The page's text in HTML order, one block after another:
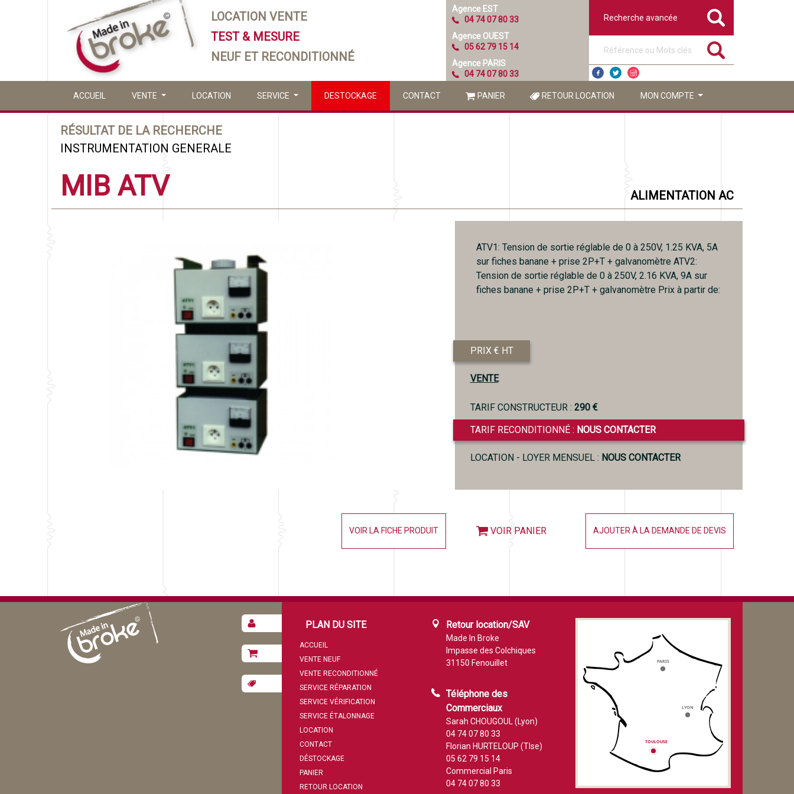
LOCATION VENTE
TEST & MESURE
NEUF ET RECONDITIONNÉ
Agence EST
04 74 07 80 33
Agence OUEST
05 62 79 15 14
Agence PARIS
04 74 07 80 33
Recherche avancée
ACCUEIL VENTE LOCATION SERVICE DESTOCKAGE CONTACT PANIER RETOUR LOCATION MON COMPTE
RÉSULTAT DE LA RECHERCHE
INSTRUMENTATION GENERALE
MIB ATV ALIMENTATION AC
ATV1: Tension de sortie réglable de 0 à 250V, 1.25 KVA, 5A
sur fiches banane + prise 2P+T + galvanomètre ATV2:
Tension de sortie réglable de 0 à 250V, 2.16 KVA, 9A sur
fiches banane + prise 2P+T + galvanomètre Prix à partir de:
PRIX € HT
VENTE
TARIF CONSTRUCTEUR : 290 €
TARIF RECONDITIONNÉ : NOUS CONTACTER
LOCATION - LOYER MENSUEL : NOUS CONTACTER
VOIR LA FICHE PRODUIT VOIR PANIER AJOUTER À LA DEMANDE DE DEVIS
PLAN DU SITE
ACCUEIL
VENTE NEUF
VENTE RECONDITIONNÉ
SERVICE RÉPARATION
SERVICE VÉRIFICATION
SERVICE ÉTALONNAGE
LOCATION
CONTACT
DÉSTOCKAGE
PANIER
RETOUR LOCATION
Retour location/SAV
Made In Broke
Impasse des Colchiques
31150 Fenouillet
Téléphone des
Commerciaux
Sarah CHOUGOUL (Lyon)
04 74 07 80 33
Florian HURTELOUP (Tlse)
05 62 79 15 14
Commercial Paris
04 74 07 80 33